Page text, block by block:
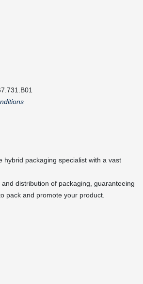
hybrid packaging specialist with a vast
distribution of packaging, guaranteeing
pack and promote your product.